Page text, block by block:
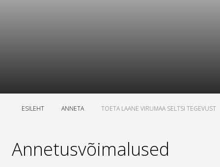
ESILEHT ANNETA TOETA LAANE VIRUMAA SELTSI TEGEVUST
Annetusvõimalused